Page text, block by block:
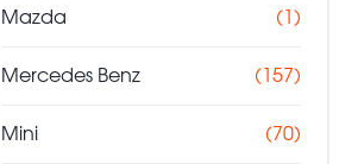
Mazda (1)
Mercedes Benz (157)
Mini (70)